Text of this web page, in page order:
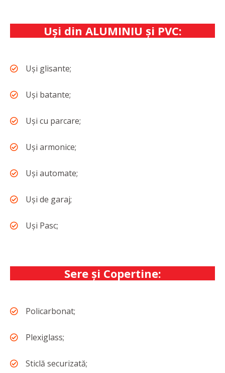
Uşi din ALUMINIU și PVC:
Uși glisante;
Uși batante;
Uși cu parcare;
Uși armonice;
Uși automate;
Uși de garaj;
Uși Pasc;
Sere și Copertine:
Policarbonat;
Plexiglass;
Sticlă securizată;